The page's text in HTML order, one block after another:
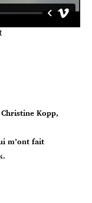
Kopp,
m’ont fait